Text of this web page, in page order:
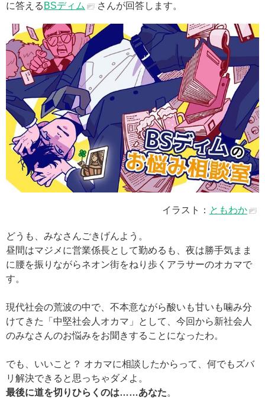
に答える BSディム さんが回答します。
イラスト： ともわか
どうも、みなさんごきげんよう。
昼間はマジメに営業係長として勤めるも、夜は勝手気まま
に腰を振りながらネオン街をねり歩くアラサーのオカマで
す。
現代社会の荒波の中で、不本意ながら酸いも甘いも噛み分
けてきた「中堅社会人オカマ」として、今回から新社会人
のみなさんのお悩みをお聞きすることになったわ。
でも、いいこと？ オカマに相談したからって、何でもズバ
リ解決できると思っちゃダメよ。
最後に道を切りひらくのは……あなた。